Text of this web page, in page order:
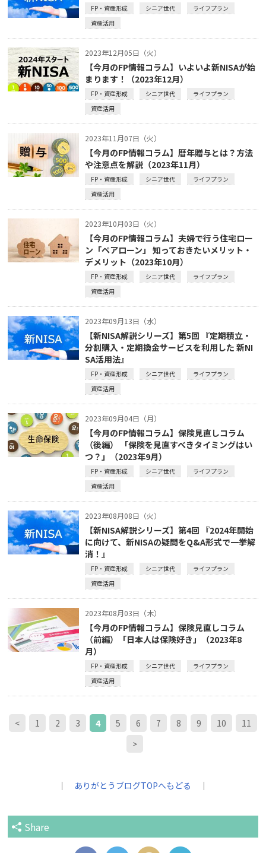
FP・資産形成 シニア世代
ライフプラン
資産活用
2023年12月05日（火）
【今月のFP情報コラム】いよいよ新NISAが始
まります！（2023年12月）
FP・資産形成 シニア世代
ライフプラン
資産活用
2023年11月07日（火）
【今月のFP情報コラム】暦年贈与とは？方法
や注意点を解説（2023年11月）
FP・資産形成 シニア世代
ライフプラン
資産活用
2023年10月03日（火）
【今月のFP情報コラム】夫婦で行う住宅ロー
ン「ペアローン」 知っておきたいメリット・
デメリット（2023年10月）
FP・資産形成 シニア世代
ライフプラン
資産活用
2023年09月13日（水）
【新NISA解説シリーズ】第5回 『定期積立・
分割購入・定期換金サービスを利用した 新NI
SA活用法』
FP・資産形成 シニア世代
ライフプラン
資産活用
2023年09月04日（月）
【今月のFP情報コラム】保険見直しコラム
（後編） 「保険を見直すべきタイミングはい
つ？」（2023年9月）
FP・資産形成 シニア世代
ライフプラン
資産活用
2023年08月08日（火）
【新NISA解説シリーズ】第4回 『2024年開始
に向けて、新NISAの疑問をQ&A形式で一挙解
消！』
FP・資産形成 シニア世代
ライフプラン
資産活用
2023年08月03日（木）
【今月のFP情報コラム】保険見直しコラム
（前編）「日本人は保険好き」（2023年8
月）
FP・資産形成 シニア世代
ライフプラン
資産活用
< 1 2 3 4 5 6 7 8 9 10
11
>
｜ ありがとうブログTOPへもどる ｜
Share